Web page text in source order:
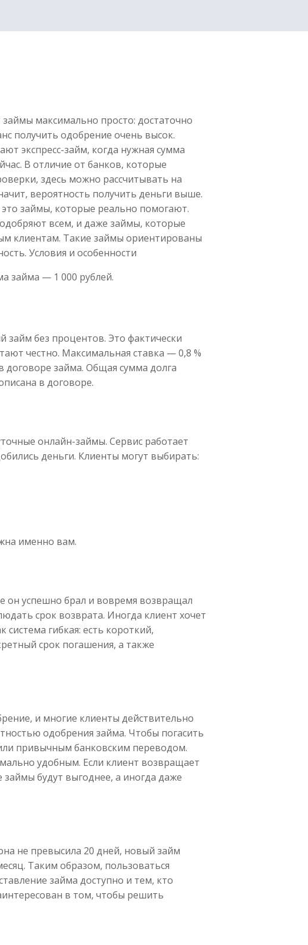
максимально просто: достаточно
получить одобрение очень высок.
экспресс-займ, когда нужная сумма
В отличие от банков, которые
здесь можно рассчитывать на
вероятность получить деньги выше.
займы, которые реально помогают.
всем, и даже займы, которые
клиентам. Такие займы ориентированы
Условия и особенности
займа — 1 000 рублей.
займ без процентов. Это фактически
честно. Максимальная ставка — 0,8 %
договоре займа. Общая сумма долга
в договоре.
онлайн-займы. Сервис работает
деньги. Клиенты могут выбирать:
именно вам.
он успешно брал и вовремя возвращал
срок возврата. Иногда клиент хочет
гибкая: есть короткий,
срок погашения, а также
и многие клиенты действительно
одобрения займа. Чтобы погасить
привычным банковским переводом.
удобным. Если клиент возвращает
будут выгоднее, а иногда даже
не превысила 20 дней, новый займ
Таким образом, пользоваться
займа доступно и тем, кто
в том, чтобы решить